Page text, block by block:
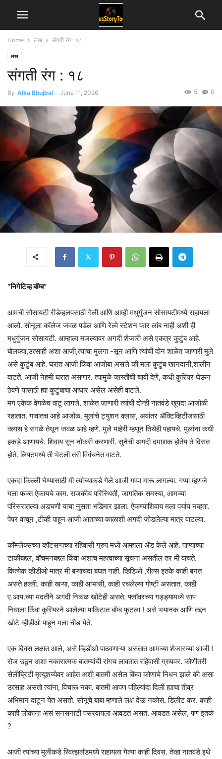
Home लेख संगती रंग : १८
लेख
संगती रंग : १८
By Alka Bhujbal - June 11, 2026 0
5
“निगेटिव्ह बॉम्ब”
आमची सोसायटी रीडेव्हलपसाठी गेली आणि आम्ही मधुगुंजन सोसायटीमध्ये राहायला
आलो. सोनूला कॉलेज जवळ पडेल आणि रेल्वे स्टेशन फार लांब नाही अशी ही
मधुगुंजन सोसायटी. आम्हाला मजल्यावर अगदी शेजारी असे एकत्र कुटुंब आहे.
बोलक्या,उत्साही अशा आजी,त्यांचा मुलगा -सून आणि त्यांची दोन शाळेत जाणारी मुले
असे कुटुंब आहे. घरात आजी किंवा आजोबा असले की मला कुटुंब खानदानी,शालीन
वाटते. आजी नेहमी घरात असणार. त्यामुळे जास्तीची चावी देणे, कधी कुरियर घेऊन
ठेवणे यासाठी ह्या कुटुंबाचा आधार असेल असेही वाटले.
मग एकेक वेगळेच वाटू लागले. शाळेत जाणारी त्यांची दोन्ही नातवंडे खूपदा आजोळी
रहातात. गावातच आहे आजोळ. मुलांचे ट्युशन क्लास, अवांतर ॲक्टिव्हिटीजसाठी
क्लास हे सगळे तेथून जवळ आहे म्हणे. मुले माहेरी म्हणून तिथेही पहायचे. मुलांना कधी
इकडे आणायचे. शिवाय सून नोकरी करणारी. सुनेची अगदी दमछाक होतेय ते दिसत
होते. लिफ्टमध्ये ती भेटली तरी विवंचनेत वाटते.
एकदा किल्ली घेण्यासाठी मी त्यांच्याकडे गेले आजी गप्पा मारू लागल्या. गप्पा म्हणजे
मला फक्त ऐकायचे काम. राजकीय परिस्थिती, जागतिक समस्या, आमच्या
परिसरातल्या अडचणी याचा नुसता भडिमार झाला. ऐकण्याशिवाय मला पर्याय नव्हता.
पेपर वाचून ,टीव्ही पाहून आजी आताच्या काळाशी अगदी जोडलेल्या मात्र वाटल्या.
कॉम्प्लेक्सच्या व्हॉटसप्पच्या रहिवासी ग्रुप मध्ये आम्हाला ॲड केले आहे. पाण्याच्या
टाकीबद्दल, वॉचमनबद्दल किंवा अशाच महत्वाच्या सूचना असतील तर मी वाचते.
कित्येक व्हीडीओ मात्र मी बऱ्याचदा बघत नाही. व्हिडिओ ,रील्स इतके काही बनत
असते हल्ली. काही खऱ्या, काही आभासी, काही रचलेल्या गोष्टी असतात. काही
ए.आय.च्या मदतीने अगदी निव्वळ खोटेही असते. फ्लॉवरच्या गड्ड्यामध्ये साप
निघाला किंवा कुरियरने आलेल्या पाकिटात बॉम्ब फुटला ! असे भयानक आणि तद्दन
खोटे व्हीडीओ पाहून मला चीड येते.
एक दिवस लक्षात आले, असे व्हिडीओ पाठवणाऱ्या असतात आमच्या शेजारच्या आजी !
रोज उठून अशा नकारात्मक बातम्यांची रांगच लावतात रहिवासी ग्रुपवर. कोणीतरी
सेलीब्रिटी मृत्यूशय्येवर आहेत अशी बातमी असेल किंवा कोणाचे निधन झाले की असा
उत्साह असतो त्यांना, विचारू नका. बातमी आपण पहिल्यांदा दिली ह्याचा तीव्र
अभिमान दाटून येत असतो. सोनूचे बाबा म्हणाले लक्ष देऊ नकोस. डिलीट कर. काही
काही लोकांना असं सनसनाटी पसरवायला आवडत असतं. आवडत असेल, पण इतकं
?
आजी त्यांच्या मुलीकडे स्वित्झर्लंडमध्ये राहायला गेल्या काही दिवस. तेव्हा नातवंडे इथे